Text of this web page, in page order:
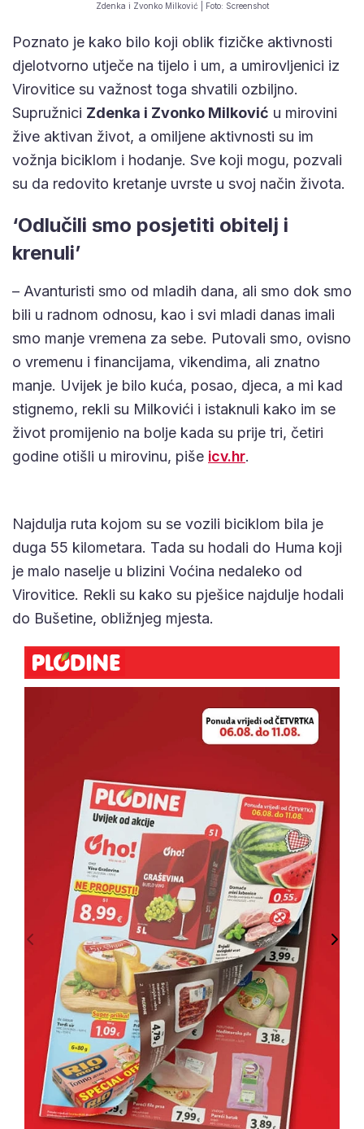
Zdenka i Zvonko Milković | Foto: Screenshot
Poznato je kako bilo koji oblik fizičke aktivnosti
djelotvorno utječe na tijelo i um, a umirovljenici iz
Virovitice su važnost toga shvatili ozbiljno.
Supružnici Zdenka i Zvonko Milković u mirovini
žive aktivan život, a omiljene aktivnosti su im
vožnja biciklom i hodanje. Sve koji mogu, pozvali
su da redovito kretanje uvrste u svoj način života.
‘Odlučili smo posjetiti obitelj i
krenuli’
– Avanturisti smo od mladih dana, ali smo dok smo
bili u radnom odnosu, kao i svi mladi danas imali
smo manje vremena za sebe. Putovali smo, ovisno
o vremenu i financijama, vikendima, ali znatno
manje. Uvijek je bilo kuća, posao, djeca, a mi kad
stignemo, rekli su Milkovići i istaknuli kako im se
život promijenio na bolje kada su prije tri, četiri
godine otišli u mirovinu, piše icv.hr.
Najdulja ruta kojom su se vozili biciklom bila je
duga 55 kilometara. Tada su hodali do Huma koji
je malo naselje u blizini Voćina nedaleko od
Virovitice. Rekli su kako su pješice najdulje hodali
do Bušetine, obližnjeg mjesta.